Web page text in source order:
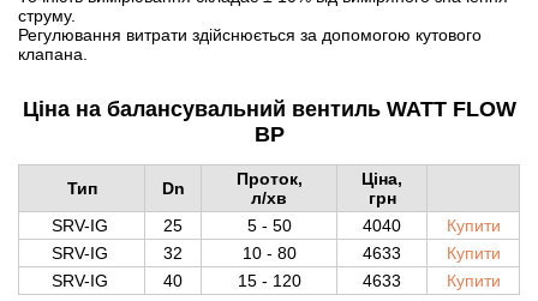
струму.
Регулювання витрати здійснюється за допомогою кутового
клапана.
Ціна на балансувальний вентиль WATT FLOW
BP
Тип Dn
Проток,
л/хв
Ціна,
грн
SRV-IG
25 5 - 50 4040
Купити
SRV-IG
32 10 - 80 4633
Купити
SRV-IG
40 15 - 120 4633 Купити